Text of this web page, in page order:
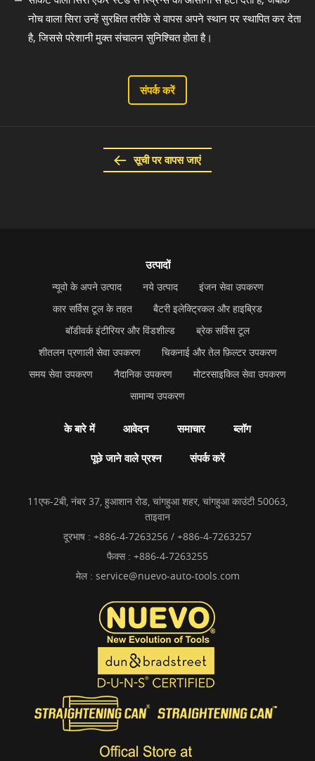
नोच वाला सिरा उन्हें सुरक्षित तरीके से वापस अपने स्थान पर स्थापित कर देता
है, जिससे परेशानी मुक्त संचालन सुनिश्चित होता है।
संपर्क करें
सूची पर वापस जाएं
उत्पादों
न्यूवो के अपने उत्पाद नये उत्पाद
इंजन सेवा उपकरण
कार सर्विस टूल के तहत
बैटरी इलेक्ट्रिकल और हाइब्रिड
बॉडीवर्क इंटीरियर और विंडशील्ड
ब्रेक सर्विस टूल
शीतलन प्रणाली सेवा उपकरण
चिकनाई और तेल फ़िल्टर उपकरण
समय सेवा उपकरण
नैदानिक उपकरण
मोटरसाइकिल सेवा उपकरण
सामान्य उपकरण
के बारे में आवेदन समाचार ब्लॉग
पूछे जाने वाले प्रश्न संपर्क करें
11एफ-2बी, नंबर 37, हुआशान रोड, चांगहुआ शहर, चांगहुआ काउंटी 50063,
ताइवान
दूरभाष : +886-4-7263256 / +886-4-7263257
फैक्स : +886-4-7263255
मेल : service@nuevo-auto-tools.com